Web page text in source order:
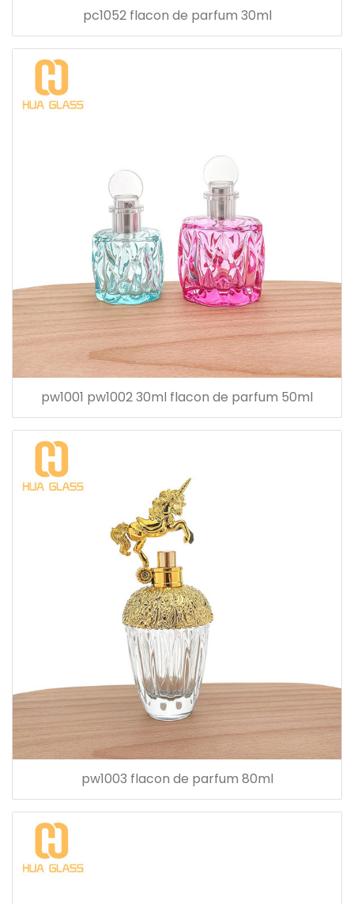
pc1052 flacon de parfum 30ml
pw1001 pw1002 30ml flacon de parfum 50ml
pw1003 flacon de parfum 80ml